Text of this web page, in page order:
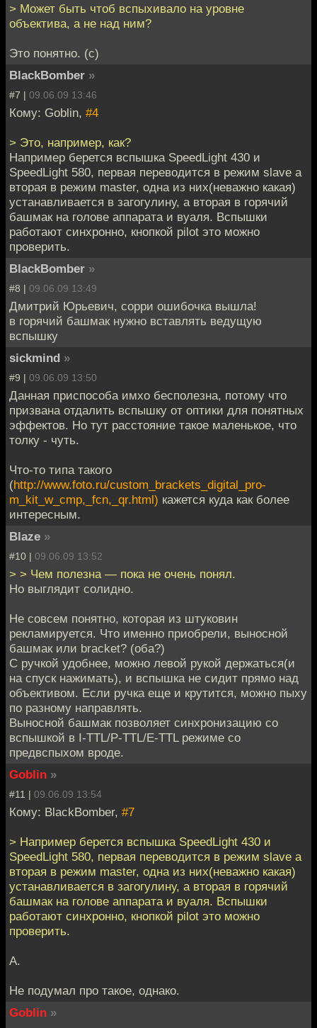
> Может быть чтоб вспыхивало на уровне
объектива, а не над ним?
Это понятно. (с)
BlackBomber »
#7 | 09.06.09 13:46
Кому: Goblin, #4
> Это, например, как?
Например берется вспышка SpeedLight 430 и
SpeedLight 580, первая переводится в режим slave а
вторая в режим master, одна из них(неважно какая)
устанавливается в загогулину, а вторая в горячий
башмак на голове аппарата и вуаля. Вспышки
работают синхронно, кнопкой pilot это можно
проверить.
BlackBomber »
#8 | 09.06.09 13:49
Дмитрий Юрьевич, сорри ошибочка вышла!
в горячий башмак нужно вставлять ведущую
вспышку
sickmind »
#9 | 09.06.09 13:50
Данная приспособа имхо бесполезна, потому что
призвана отдалить вспышку от оптики для понятных
эффектов. Но тут расстояние такое маленькое, что
толку - чуть.
Что-то типа такого
(http://www.foto.ru/custom_brackets_digital_pro-
m_kit_w_cmp,_fcn,_qr.html) кажется куда как более
интересным.
Blaze »
#10 | 09.06.09 13:52
> > Чем полезна — пока не очень понял.
Но выглядит солидно.
Не совсем понятно, которая из штуковин
рекламируется. Что именно приобрели, выносной
башмак или bracket? (оба?)
С ручкой удобнее, можно левой рукой держаться(и
на спуск нажимать), и вспышка не сидит прямо над
объективом. Если ручка еще и крутится, можно пыху
по разному направлять.
Выносной башмак позволяет синхронизацию со
вспышкой в I-TTL/P-TTL/E-TTL режиме со
предвспыхом вроде.
Goblin »
#11 | 09.06.09 13:54
Кому: BlackBomber, #7
> Например берется вспышка SpeedLight 430 и
SpeedLight 580, первая переводится в режим slave а
вторая в режим master, одна из них(неважно какая)
устанавливается в загогулину, а вторая в горячий
башмак на голове аппарата и вуаля. Вспышки
работают синхронно, кнопкой pilot это можно
проверить.
А.
Не подумал про такое, однако.
Goblin »